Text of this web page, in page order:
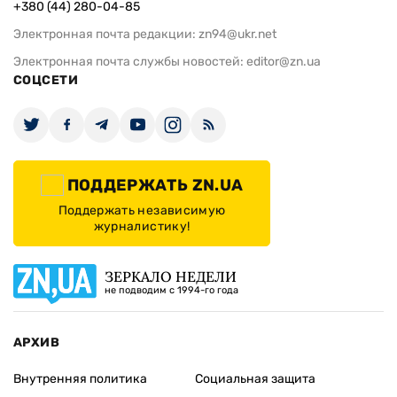
+380 (44) 280-04-85
Электронная почта редакции: zn94@ukr.net
Электронная почта службы новостей: editor@zn.ua
СОЦСЕТИ
ПОДДЕРЖАТЬ ZN.UA
Поддержать независимую
журналистику!
ЗЕРКАЛО НЕДЕЛИ
не подводим с 1994-го года
АРХИВ
Внутренняя политика
Социальная защита